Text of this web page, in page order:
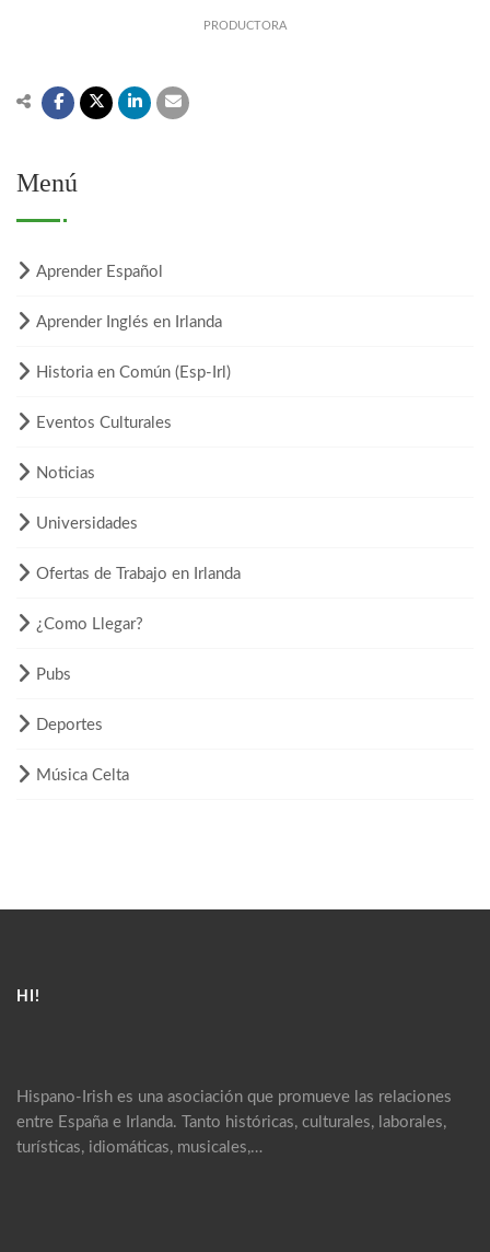
PRODUCTORA
Menú
Aprender Español
Aprender Inglés en Irlanda
Historia en Común (Esp-Irl)
Eventos Culturales
Noticias
Universidades
Ofertas de Trabajo en Irlanda
¿Como Llegar?
Pubs
Deportes
Música Celta
HI!
Hispano-Irish es una asociación que promueve las relaciones
entre España e Irlanda. Tanto históricas, culturales, laborales,
turísticas, idiomáticas, musicales,…